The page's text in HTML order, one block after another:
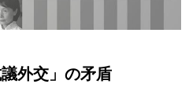
外交」の矛盾